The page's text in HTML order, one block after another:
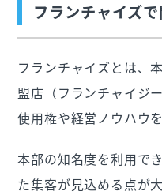
フランチャイズ
フランチャイズとは、
盟店（フランチャイジ
使用権や経営ノウハウ
本部の知名度を利用で
た集客が見込める点が